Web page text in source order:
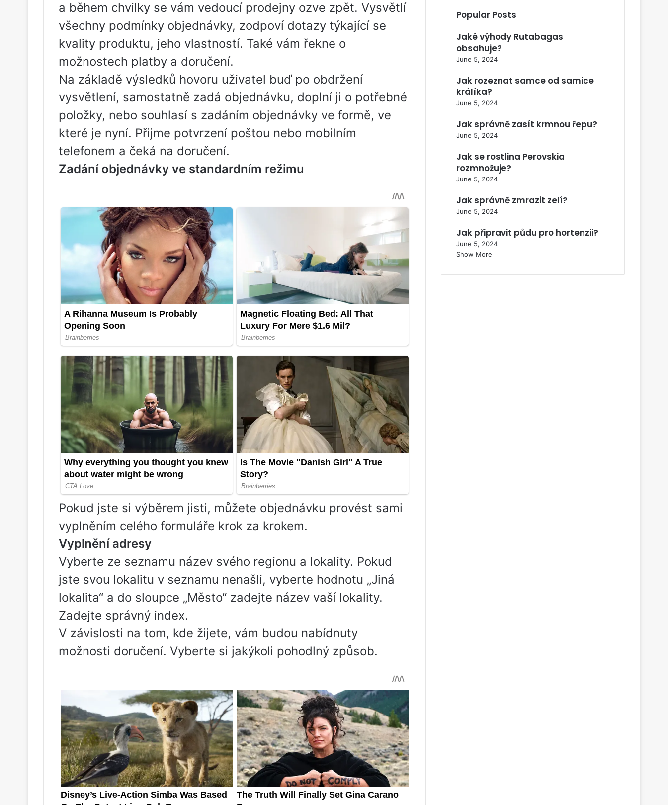
a během chvilky se vám vedoucí prodejny ozve zpět. Vysvětlí
všechny podmínky objednávky, zodpoví dotazy týkající se
kvality produktu, jeho vlastností. Také vám řekne o
možnostech platby a doručení.
Na základě výsledků hovoru uživatel buď po obdržení
vysvětlení, samostatně zadá objednávku, doplní ji o potřebné
položky, nebo souhlasí s zadáním objednávky ve formě, ve
které je nyní. Přijme potvrzení poštou nebo mobilním
telefonem a čeká na doručení.
Zadání objednávky ve standardním režimu
Pokud jste si výběrem jisti, můžete objednávku provést sami
vyplněním celého formuláře krok za krokem.
Vyplnění adresy
Vyberte ze seznamu název svého regionu a lokality. Pokud
jste svou lokalitu v seznamu nenašli, vyberte hodnotu „Jiná
lokalita“ a do sloupce „Město“ zadejte název vaší lokality.
Zadejte správný index.
V závislosti na tom, kde žijete, vám budou nabídnuty
možnosti doručení. Vyberte si jakýkoli pohodlný způsob.
Popular Posts
Jaké výhody Rutabagas
obsahuje?
June 5, 2024
Jak rozeznat samce od samice
králíka?
June 5, 2024
Jak správně zasít krmnou řepu?
June 5, 2024
Jak se rostlina Perovskia
rozmnožuje?
June 5, 2024
Jak správně zmrazit zelí?
June 5, 2024
Jak připravit půdu pro hortenzii?
June 5, 2024
Show More